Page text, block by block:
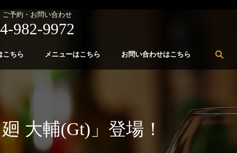
ご予約・お問い合わせ
982-9972
こちら メニューはこちら お問い合わせはこちら
大輔(Gt)」登場！